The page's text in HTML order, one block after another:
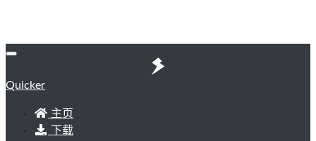
Quicker
主页
下载